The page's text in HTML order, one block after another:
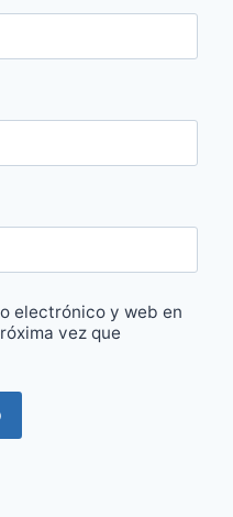
electrónico y web en
vez que